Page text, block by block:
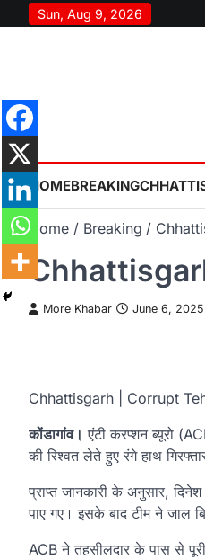
to
Sun, Aug 9, 2026
HOMEBREAKING
Home Breaking
Chhattisgarh
More Khabar June 6, 2025
Chhattisgarh | Corrupt
कोंडागांव। एंटी करप्शन ब्यूरो
की रिश्वत लेते हुए रंगे हाथ
प्राप्त जानकारी के अनुसार,
पाए गए। इसके बाद टीम ने जाल
ACB ने तहसीलदार के पास से